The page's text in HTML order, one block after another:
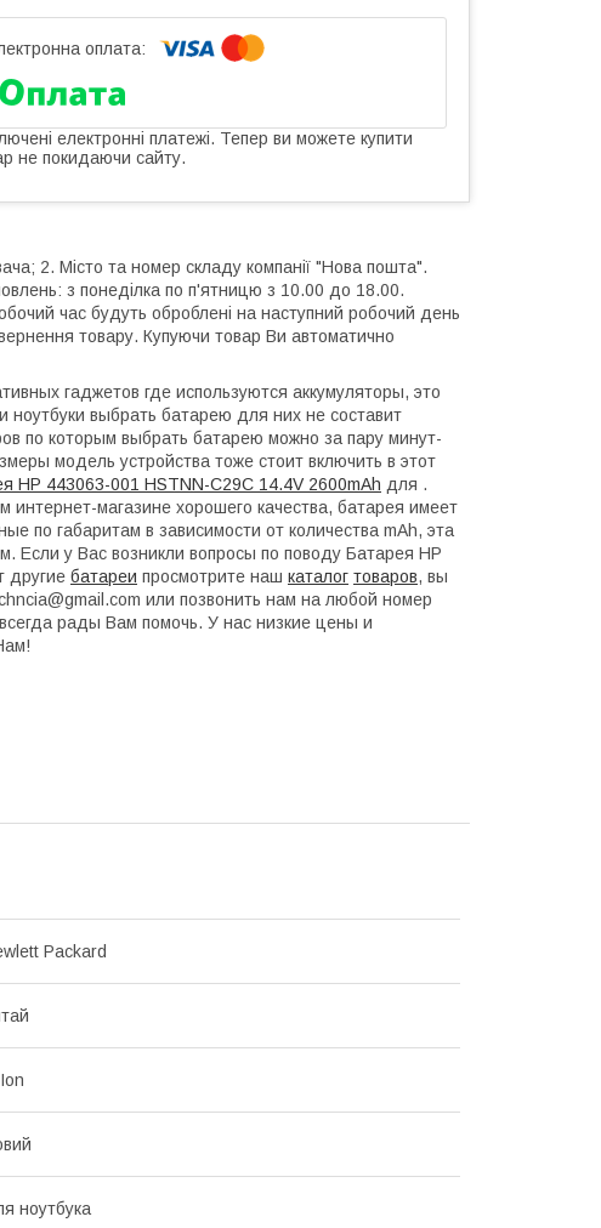
електронні платежі. Тепер ви можете купити
не покидаючи сайту.
2. Місто та номер складу компанії "Нова пошта".
з понеділка по п'ятницю з 10.00 до 18.00.
час будуть оброблені на наступний робочий день
товару. Купуючи товар Ви автоматично
гаджетов где используются аккумуляторы, это
выбрать батарею для них не составит
по которым выбрать батарею можно за пару минут-
модель устройства тоже стоит включить в этот
HP 443063-001 HSTNN-C29C 14.4V 2600mAh для .
магазине хорошего качества, батарея имеет
по габаритам в зависимости от количества mAh, эта
у Вас возникли вопросы по поводу Батарея HP
другие батареи просмотрите наш каталог товаров, вы
или позвонить нам на любой номер
рады Вам помочь. У нас низкие цены и
Packard
ноутбука